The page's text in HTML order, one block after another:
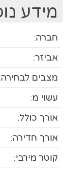
מידע
חברה:
אביזר:
מצבים לבחירה:
עשוי מ:
אורך כולל:
אורך חדירה:
קוטר מירבי: